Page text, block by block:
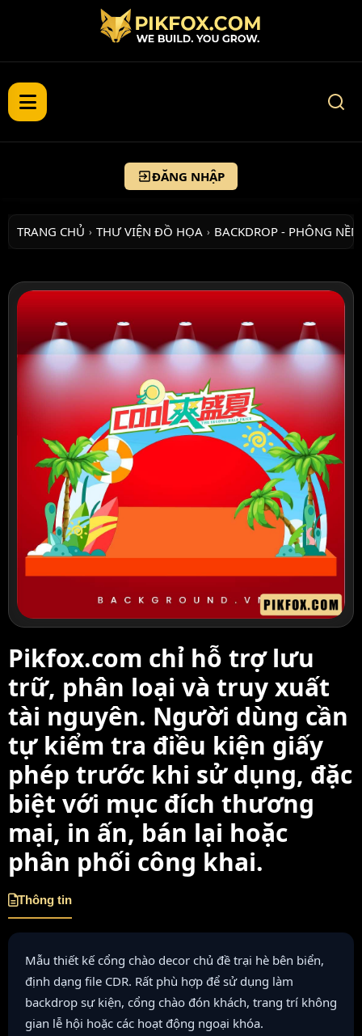
ĐĂNG NHẬP
TRANG CHỦ › THƯ VIỆN ĐỒ HỌA › BACKDROP - PHÔNG NỀN
Pikfox.com chỉ hỗ trợ lưu
trữ, phân loại và truy xuất
tài nguyên. Người dùng cần
tự kiểm tra điều kiện giấy
phép trước khi sử dụng, đặc
biệt với mục đích thương
mại, in ấn, bán lại hoặc
phân phối công khai.
Thông tin
Mẫu thiết kế cổng chào decor chủ đề trại hè bên biển,
định dạng file CDR. Rất phù hợp để sử dụng làm
backdrop sự kiện, cổng chào đón khách, trang trí không
gian lễ hội hoặc các hoạt động ngoại khóa.